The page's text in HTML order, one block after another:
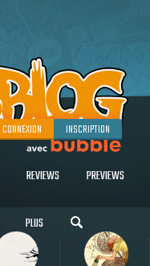
CONNEXION INSCRIPTION
REVIEWS PREVIEWS
PLUS